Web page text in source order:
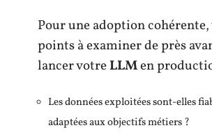
Pour une adoption
points à examiner de près
lancer votreLLMen
Les données exploitées sont-elles
adaptées aux objectifs métiers ?